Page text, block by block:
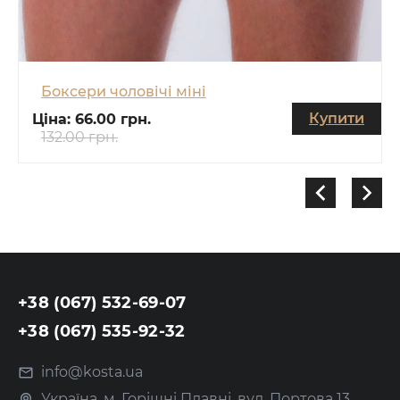
Боксери чоловічі міні
Ціна: 66.00 грн.
132.00 грн.
Купити
+38 (067) 532-69-07
+38 (067) 535-92-32
info@kosta.ua